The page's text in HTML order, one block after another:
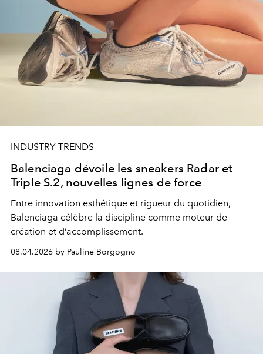
INDUSTRY TRENDS
Balenciaga dévoile les sneakers Radar et
Triple S.2, nouvelles lignes de force
Entre innovation esthétique et rigueur du quotidien,
Balenciaga célèbre la discipline comme moteur de
création et d’accomplissement.
08.04.2026 by Pauline Borgogno